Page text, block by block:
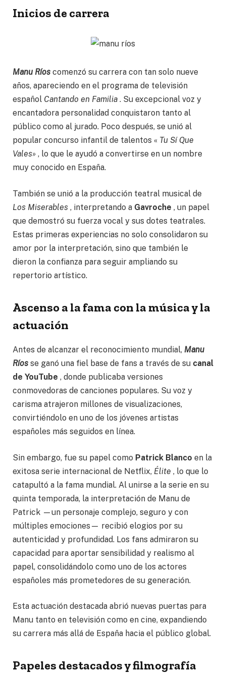
Inicios de carrera
Manu Ríos comenzó su carrera con tan solo nueve
años, apareciendo en el programa de televisión
español Cantando en Familia . Su excepcional voz y
encantadora personalidad conquistaron tanto al
público como al jurado. Poco después, se unió al
popular concurso infantil de talentos « Tu Sí Que
Vales» , lo que le ayudó a convertirse en un nombre
muy conocido en España.
También se unió a la producción teatral musical de
Los Miserables , interpretando a Gavroche , un papel
que demostró su fuerza vocal y sus dotes teatrales.
Estas primeras experiencias no solo consolidaron su
amor por la interpretación, sino que también le
dieron la confianza para seguir ampliando su
repertorio artístico.
Ascenso a la fama con la música y la
actuación
Antes de alcanzar el reconocimiento mundial, Manu
Ríos se ganó una fiel base de fans a través de su canal
de YouTube , donde publicaba versiones
conmovedoras de canciones populares. Su voz y
carisma atrajeron millones de visualizaciones,
convirtiéndolo en uno de los jóvenes artistas
españoles más seguidos en línea.
Sin embargo, fue su papel como Patrick Blanco en la
exitosa serie internacional de Netflix, Élite , lo que lo
catapultó a la fama mundial. Al unirse a la serie en su
quinta temporada, la interpretación de Manu de
Patrick —un personaje complejo, seguro y con
múltiples emociones— recibió elogios por su
autenticidad y profundidad. Los fans admiraron su
capacidad para aportar sensibilidad y realismo al
papel, consolidándolo como uno de los actores
españoles más prometedores de su generación.
Esta actuación destacada abrió nuevas puertas para
Manu tanto en televisión como en cine, expandiendo
su carrera más allá de España hacia el público global.
Papeles destacados y filmografía